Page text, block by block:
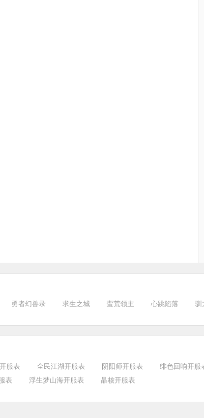
勇者幻兽录 求生之城 蛮荒领主 心跳陷落 驯
服表 全民江湖开服表 阴阳师开服表 绯色回响开服
表 浮生梦山海开服表 晶核开服表